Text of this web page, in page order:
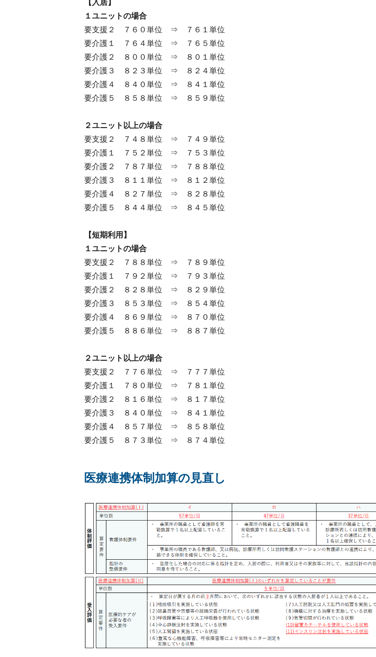
【入居】
１ユニットの場合
要支援２ ７６０単位 ⇒ ７６１単位
要介護１ ７６４単位 ⇒ ７６５単位
要介護２ ８００単位 ⇒ ８０１単位
要介護３ ８２３単位 ⇒ ８２４単位
要介護４ ８４０単位 ⇒ ８４１単位
要介護５ ８５８単位 ⇒ ８５９単位
２ユニット以上の場合
要支援２ ７４８単位 ⇒ ７４９単位
要介護１ ７５２単位 ⇒ ７５３単位
要介護２ ７８７単位 ⇒ ７８８単位
要介護３ ８１１単位 ⇒ ８１２単位
要介護４ ８２７単位 ⇒ ８２８単位
要介護５ ８４４単位 ⇒ ８４５単位
【短期利用】
１ユニットの場合
要支援２ ７８８単位 ⇒ ７８９単位
要介護１ ７９２単位 ⇒ ７９３単位
要介護２ ８２８単位 ⇒ ８２９単位
要介護３ ８５３単位 ⇒ ８５４単位
要介護４ ８６９単位 ⇒ ８７０単位
要介護５ ８８６単位 ⇒ ８８７単位
２ユニット以上の場合
要支援２ ７７６単位 ⇒ ７７７単位
要介護１ ７８０単位 ⇒ ７８１単位
要介護２ ８１６単位 ⇒ ８１７単位
要介護３ ８４０単位 ⇒ ８４１単位
要介護４ ８５７単位 ⇒ ８５８単位
要介護５ ８７３単位 ⇒ ８７４単位
医療連携体制加算の見直し